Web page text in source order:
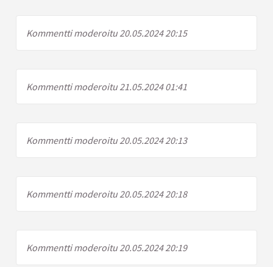
Kommentti moderoitu 20.05.2024 20:15
Kommentti moderoitu 21.05.2024 01:41
Kommentti moderoitu 20.05.2024 20:13
Kommentti moderoitu 20.05.2024 20:18
Kommentti moderoitu 20.05.2024 20:19